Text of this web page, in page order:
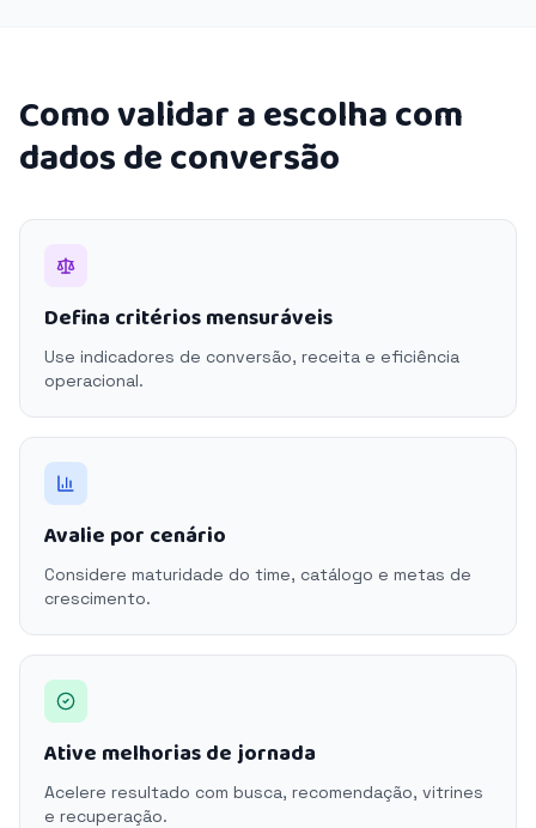
Como validar a escolha com
dados de conversão
Defina critérios mensuráveis
Use indicadores de conversão, receita e eficiência
operacional.
Avalie por cenário
Considere maturidade do time, catálogo e metas de
crescimento.
Ative melhorias de jornada
Acelere resultado com busca, recomendação, vitrines
e recuperação.